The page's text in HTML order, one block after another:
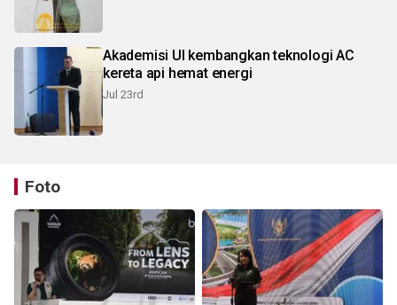
Akademisi UI kembangkan teknologi AC
kereta api hemat energi
Jul 23rd
Foto